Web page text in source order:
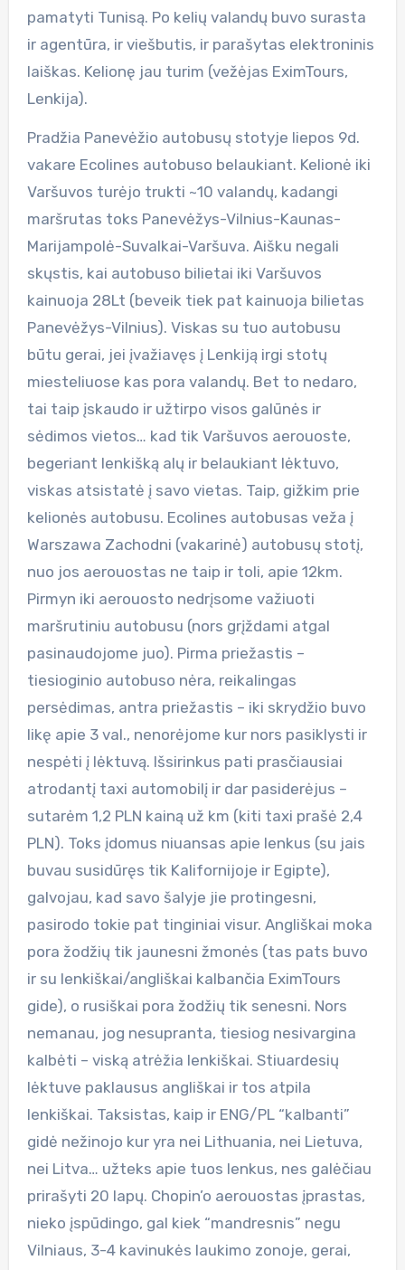
pamatyti Tunisą. Po kelių valandų buvo surasta
ir agentūra, ir viešbutis, ir parašytas elektroninis
laiškas. Kelionę jau turim (vežėjas EximTours,
Lenkija).
Pradžia Panevėžio autobusų stotyje liepos 9d.
vakare Ecolines autobuso belaukiant. Kelionė iki
Varšuvos turėjo trukti ~10 valandų, kadangi
maršrutas toks Panevėžys-Vilnius-Kaunas-
Marijampolė-Suvalkai-Varšuva. Aišku negali
skųstis, kai autobuso bilietai iki Varšuvos
kainuoja 28Lt (beveik tiek pat kainuoja bilietas
Panevėžys-Vilnius). Viskas su tuo autobusu
būtu gerai, jei įvažiavęs į Lenkiją irgi stotų
miesteliuose kas pora valandų. Bet to nedaro,
tai taip įskaudo ir užtirpo visos galūnės ir
sėdimos vietos… kad tik Varšuvos aerouoste,
begeriant lenkišką alų ir belaukiant lėktuvo,
viskas atsistatė į savo vietas. Taip, gižkim prie
kelionės autobusu. Ecolines autobusas veža į
Warszawa Zachodni (vakarinė) autobusų stotį,
nuo jos aerouostas ne taip ir toli, apie 12km.
Pirmyn iki aerouosto nedrįsome važiuoti
maršrutiniu autobusu (nors grįždami atgal
pasinaudojome juo). Pirma priežastis –
tiesioginio autobuso nėra, reikalingas
persėdimas, antra priežastis – iki skrydžio buvo
likę apie 3 val., nenorėjome kur nors pasiklysti ir
nespėti į lėktuvą. Išsirinkus pati prasčiausiai
atrodantį taxi automobilį ir dar pasiderėjus –
sutarėm 1,2 PLN kainą už km (kiti taxi prašė 2,4
PLN). Toks įdomus niuansas apie lenkus (su jais
buvau susidūręs tik Kalifornijoje ir Egipte),
galvojau, kad savo šalyje jie protingesni,
pasirodo tokie pat tinginiai visur. Angliškai moka
pora žodžių tik jaunesni žmonės (tas pats buvo
ir su lenkiškai/angliškai kalbančia EximTours
gide), o rusiškai pora žodžių tik senesni. Nors
nemanau, jog nesupranta, tiesiog nesivargina
kalbėti – viską atrėžia lenkiškai. Stiuardesių
lėktuve paklausus angliškai ir tos atpila
lenkiškai. Taksistas, kaip ir ENG/PL “kalbanti”
gidė nežinojo kur yra nei Lithuania, nei Lietuva,
nei Litva… užteks apie tuos lenkus, nes galėčiau
prirašyti 20 lapų. Chopin’o aerouostas įprastas,
nieko įspūdingo, gal kiek “mandresnis” negu
Vilniaus, 3-4 kavinukės laukimo zonoje, gerai,